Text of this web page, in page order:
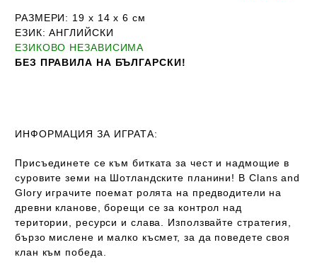
РАЗМЕРИ: 19 х 14 х 6 см
ЕЗИК: АНГЛИЙСКИ
ЕЗИКОВО НЕЗАВИСИМА
БЕЗ ПРАВИЛА НА БЪЛГАРСКИ!
ИНФОРМАЦИЯ ЗА ИГРАТА:
Присъединете се към битката за чест и надмощие в
суровите земи на Шотландските планини! В Clans and
Glory играчите поемат ролята на предводители на
древни кланове, борещи се за контрол над
територии, ресурси и слава. Използвайте стратегия,
бързо мислене и малко късмет, за да поведете своя
клан към победа.